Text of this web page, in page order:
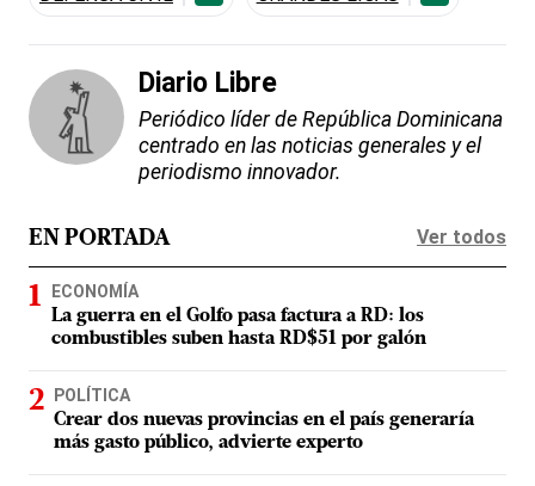
Diario Libre
Periódico líder de República Dominicana
centrado en las noticias generales y el
periodismo innovador.
EN PORTADA Ver todos
ECONOMÍA
La guerra en el Golfo pasa factura a RD: los
combustibles suben hasta RD$51 por galón
POLÍTICA
Crear dos nuevas provincias en el país generaría
más gasto público, advierte experto